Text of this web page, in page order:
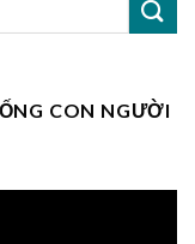
CON NGƯỜI